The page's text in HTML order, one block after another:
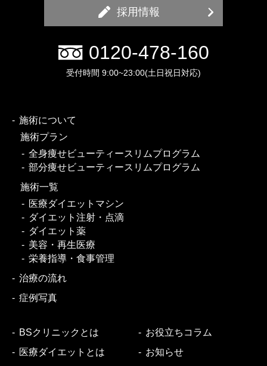
施術について
施術プラン
全身痩せビューティースリムプログラム
部分痩せビューティースリムプログラム
施術一覧
医療ダイエットマシン
ダイエット注射・点滴
ダイエット薬
美容・再生医療
栄養指導・食事管理
治療の流れ
症例写真
BSクリニックとは
医療ダイエットとは
お役立ちコラム
お知らせ
採用情報
0120-478-160
受付時間 9:00~23:00(土日祝日対応)